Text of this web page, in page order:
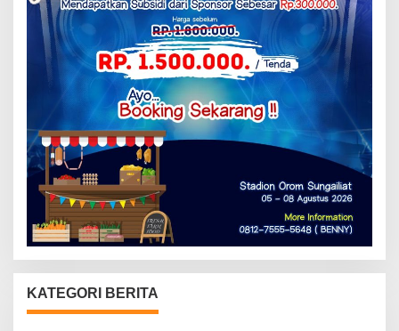
KATEGORI BERITA